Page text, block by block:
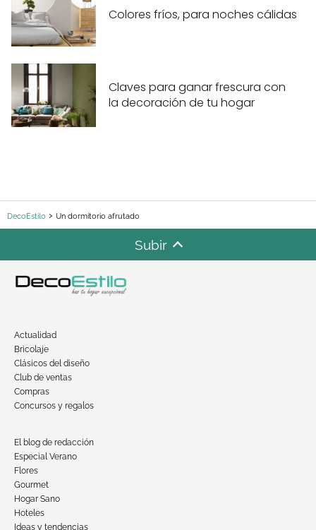
Colores fríos, para noches cálidas
Claves para ganar frescura con
la decoración de tu hogar
DecoEstilo Un dormitorio afrutado
Subir
Actualidad
Bricolaje
Clásicos del diseño
Club de ventas
Compras
Concursos y regalos
El blog de redacción
Especial Verano
Flores
Gourmet
Hogar Sano
Hoteles
Ideas y tendencias